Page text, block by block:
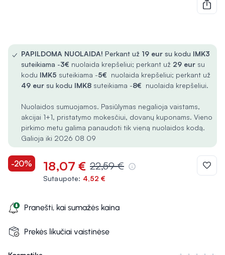
✓ PAPILDOMA NUOLAIDA! Perkant už 19 eur su kodu IMK3
suteikiama -3€ nuolaida krepšeliui; perkant už 29 eur su
kodu IMK5 suteikiama -5€ nuolaida krepšeliui; perkant už
49 eur su kodu IMK8 suteikiama -8€ nuolaida krepšeliui.
Nuolaidos sumuojamos. Pasiūlymas negalioja vaistams,
akcijai 1+1, pristatymo mokesčiui, dovanų kuponams. Vieno
pirkimo metu galima panaudoti tik vieną nuolaidos kodą.
Galioja iki 2026 08 09
-20% 18,07 € 22,59 €
Sutaupote: 4,52 €
Pranešti, kai sumažės kaina
Prekės likučiai vaistinėse